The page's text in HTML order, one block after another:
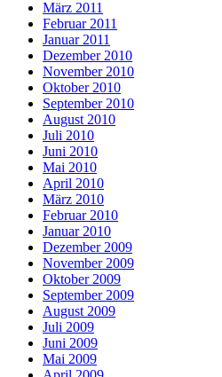
März 2011
Februar 2011
Januar 2011
Dezember 2010
November 2010
Oktober 2010
September 2010
August 2010
Juli 2010
Juni 2010
Mai 2010
April 2010
März 2010
Februar 2010
Januar 2010
Dezember 2009
November 2009
Oktober 2009
September 2009
August 2009
Juli 2009
Juni 2009
Mai 2009